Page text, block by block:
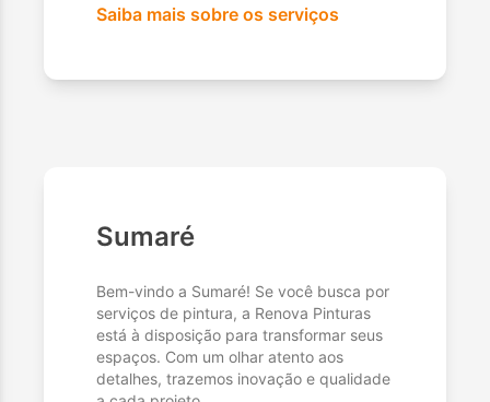
Saiba mais sobre os serviços
Sumaré
Bem-vindo a Sumaré! Se você busca por
serviços de pintura, a Renova Pinturas
está à disposição para transformar seus
espaços. Com um olhar atento aos
detalhes, trazemos inovação e qualidade